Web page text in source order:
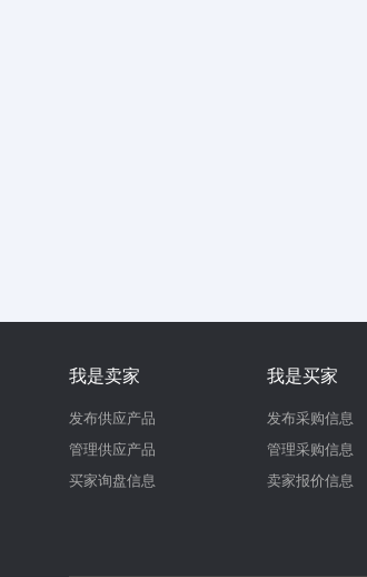
我是卖家
发布供应产品
管理供应产品
买家询盘信息
我是买家
发布采购信息
管理采购信息
卖家报价信息